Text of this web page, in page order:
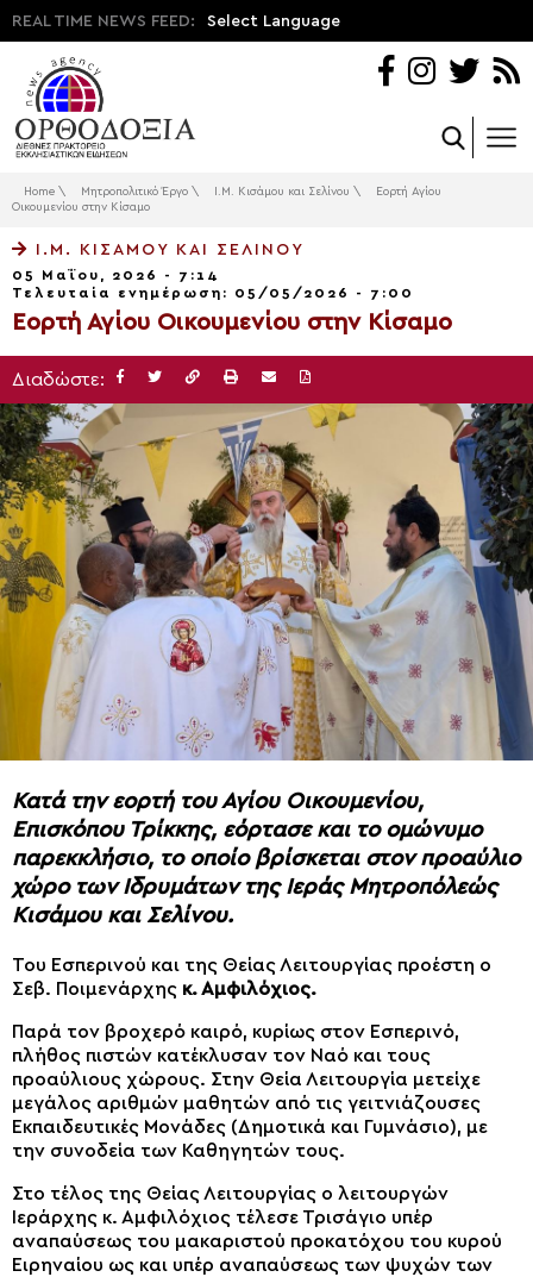
REAL TIME NEWS FEED: Select Language
Home \ Μητροπολιτικό Έργο \ Ι.Μ. Κισάμου και Σελίνου \
Εορτή Αγίου
Οικουμενίου στην Κίσαμο
Ι.Μ. ΚΙΣΆΜΟΥ ΚΑΙ ΣΕΛΊΝΟΥ
05 Μαΐου, 2026 - 7:14
Τελευταία ενημέρωση: 05/05/2026 - 7:00
Εορτή Αγίου Οικουμενίου στην Κίσαμο
Διαδώστε:
Κατά την εορτή του Αγίου Οικουμενίου,
Επισκόπου Τρίκκης, εόρτασε και το ομώνυμο
παρεκκλήσιο, το οποίο βρίσκεται στον προαύλιο
χώρο των Ιδρυμάτων της Ιεράς Μητροπόλεώς
Κισάμου και Σελίνου.
Του Εσπερινού και της Θείας Λειτουργίας προέστη ο
Σεβ. Ποιμενάρχης κ. Αμφιλόχιος.
Παρά τον βροχερό καιρό, κυρίως στον Εσπερινό,
πλήθος πιστών κατέκλυσαν τον Ναό και τους
προαύλιους χώρους. Στην Θεία Λειτουργία μετείχε
μεγάλος αριθμών μαθητών από τις γειτνιάζουσες
Εκπαιδευτικές Μονάδες (Δημοτικά και Γυμνάσιο), με
την συνοδεία των Καθηγητών τους.
Στο τέλος της Θείας Λειτουργίας ο λειτουργών
Ιεράρχης κ. Αμφιλόχιος τέλεσε Τρισάγιο υπέρ
αναπαύσεως του μακαριστού προκατόχου του κυρού
Ειρηναίου ως και υπέρ αναπαύσεως των ψυχών των